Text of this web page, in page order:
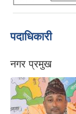
पदाधिकारी
नगर प्रमुख